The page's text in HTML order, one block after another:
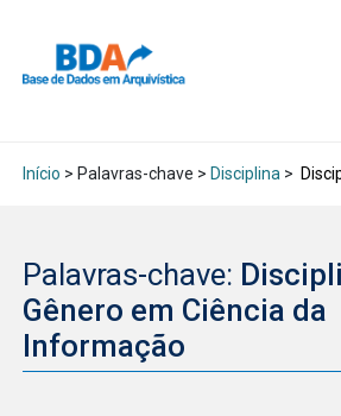
Início > Palavras-chave > Disciplina >
Palavras-chave:
Gênero em Ciência da
Informação